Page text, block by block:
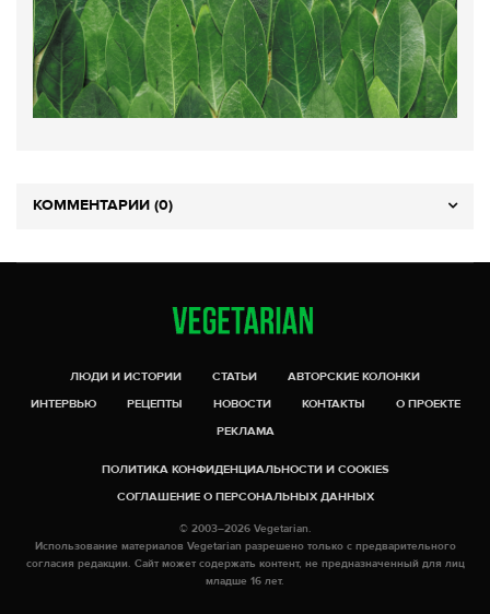
КОММЕНТАРИИ (0)
ЛЮДИ И ИСТОРИИ СТАТЬИ
АВТОРСКИЕ КОЛОНКИ
ИНТЕРВЬЮ
РЕЦЕПТЫ НОВОСТИ КОНТАКТЫ
О ПРОЕКТЕ
РЕКЛАМА
ПОЛИТИКА КОНФИДЕНЦИАЛЬНОСТИ И COOKIES
СОГЛАШЕНИЕ О ПЕРСОНАЛЬНЫХ ДАННЫХ
© 2003–2026 Vegetarian.
Использование материалов Vegetarian разрешено только с предварительного
согласия редакции. Сайт может содержать контент, не предназначенный для лиц
младше 16 лет.